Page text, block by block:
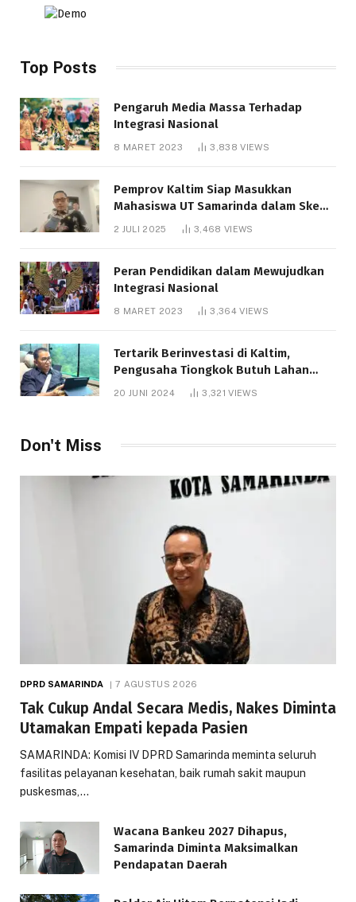
Top Posts
Pengaruh Media Massa Terhadap
Integrasi Nasional
8 MARET 2023 3,838VIEWS
Pemprov Kaltim Siap Masukkan
Mahasiswa UT Samarinda dalam Skema
Bantuan Pendidikan Gratispol
2 JULI 2025 3,468 VIEWS
Peran Pendidikan dalam Mewujudkan
Integrasi Nasional
8 MARET 2023 3,364VIEWS
Tertarik Berinvestasi di Kaltim,
Pengusaha Tiongkok Butuh Lahan
1.000 Hektare
20 JUNI 2024 3,321VIEWS
Don't Miss
DPRD SAMARINDA 7 AGUSTUS 2026
Tak Cukup Andal Secara Medis, Nakes Diminta
Utamakan Empati kepada Pasien
SAMARINDA: Komisi IV DPRD Samarinda meminta seluruh
fasilitas pelayanan kesehatan, baik rumah sakit maupun
puskesmas,…
Wacana Bankeu 2027 Dihapus,
Samarinda Diminta Maksimalkan
Pendapatan Daerah